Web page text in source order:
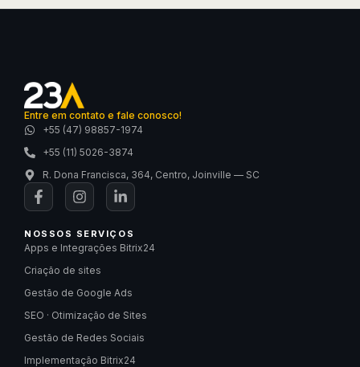
Entre em contato e fale conosco!
+55 (47) 98857-1974
+55 (11) 5026-3874
R. Dona Francisca, 364, Centro, Joinville — SC
NOSSOS SERVIÇOS
Apps e Integrações Bitrix24
Criação de sites
Gestão de Google Ads
SEO · Otimização de Sites
Gestão de Redes Sociais
Implementação Bitrix24